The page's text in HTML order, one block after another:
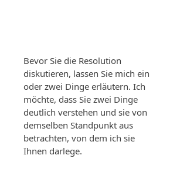
Bevor Sie die Resolution
diskutieren, lassen Sie mich ein
oder zwei Dinge erläutern. Ich
möchte, dass Sie zwei Dinge
deutlich verstehen und sie von
demselben Standpunkt aus
betrachten, von dem ich sie
Ihnen darlege.